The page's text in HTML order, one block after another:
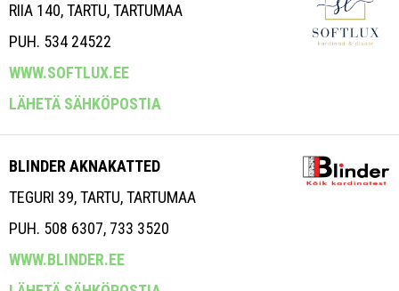
RIIA 140, TARTU, TARTUMAA
PUH. 534 24522
WWW.SOFTLUX.EE
LÄHETÄ SÄHKÖPOSTIA
BLINDER AKNAKATTED
TEGURI 39, TARTU, TARTUMAA
PUH. 508 6307, 733 3520
WWW.BLINDER.EE